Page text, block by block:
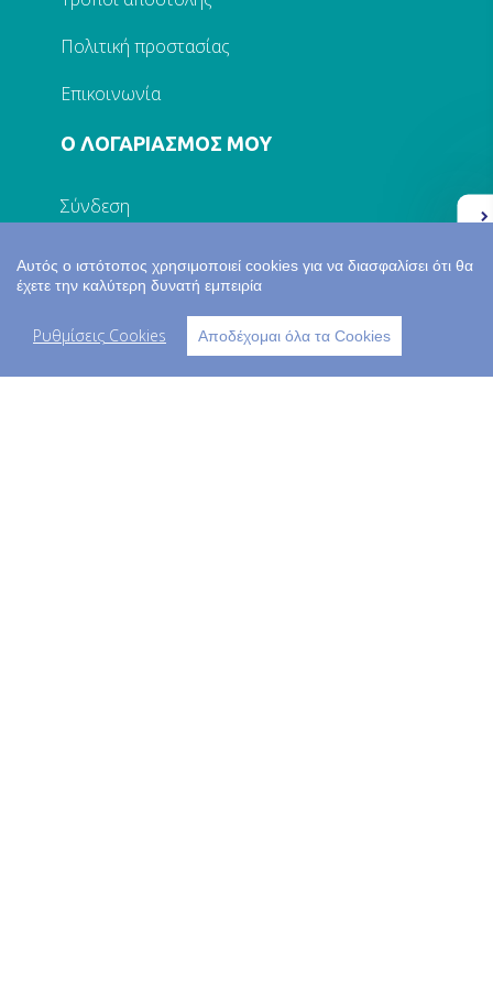
Πολιτική προστασίας
Επικοινωνία
Ο ΛΟΓΑΡΙΑΣΜΟΣ ΜΟΥ
Σύνδεση
Τα στοιχεία μου
Παραγγελίες
Αυτός ο ιστότοπος χρησιμοποιεί cookies για να διασφαλίσει ότι θα
έχετε την καλύτερη δυνατή εμπειρία
Ρυθμίσεις Cookies Αποδέχομαι όλα τα Cookies